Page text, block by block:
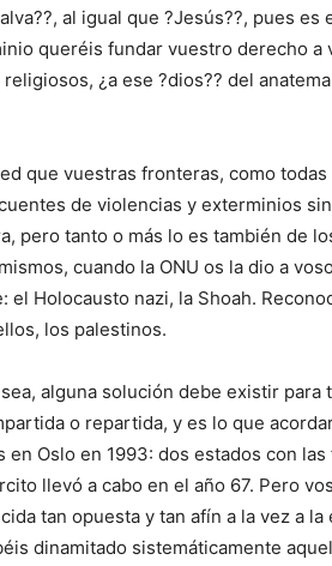
al igual que ?Jesús??, pues es
queréis fundar vuestro derecho a
¿a ese ?dios?? del
que vuestras fronteras, como
de violencias y exterminios
pero tanto o más lo es también de
cuando la ONU os la dio a
el Holocausto nazi, la Shoah.
los palestinos.
alguna solución debe existir para
o repartida, y es lo que
Oslo en 1993: dos estados con
llevó a cabo en el año 67. Pero
tan opuesta y tan afín a la vez a
dinamitado sistemáticamente